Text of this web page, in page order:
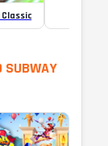
SUBWAY